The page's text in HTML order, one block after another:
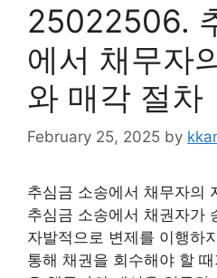
25022506.
에서 채무자
와 매각 절차
February 25, 2025 by
추심금 소송에서 채무자의
추심금 소송에서 채권자가
자발적으로 변제를 이행하
통해 채권을 회수해야 할